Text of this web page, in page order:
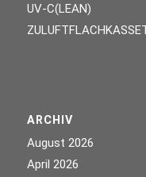
UV-C(LEAN)
ARCHIV
August 2026
April 2026